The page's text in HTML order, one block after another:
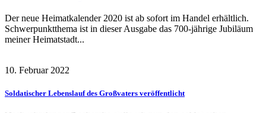
Der neue Heimatkalender 2020 ist ab sofort im Handel erhältlich.
Schwerpunktthema ist in dieser Ausgabe das 700-jährige Jubiläum
meiner Heimatstadt...
10. Februar 2022
Soldatischer Lebenslauf des Großvaters veröffentlicht